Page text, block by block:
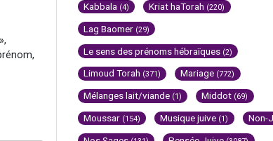
Kabbala (4) Kriat haTorah (220)
Lag Baomer (29)
Le sens des prénoms hébraïques (2)
Limoud Torah (371) Mariage (772)
Mélanges lait/viande (1) Middot (69)
Moussar (154) Musique juive (1) Non-